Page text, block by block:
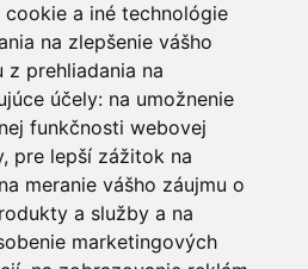
cookie a iné technológie
na zlepšenie vášho
z prehliadania na
účely: na umožnenie
funkčnosti webovej
, pre lepší zážitok na
na meranie vášho záujmu o
a služby a na
marketingových
Štalmach
- R. Štalmach / CEO